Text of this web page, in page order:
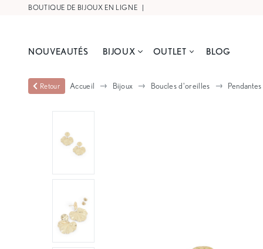
BOUTIQUE DE BIJOUX EN LIGNE |
NOUVEAUTÉS BIJOUX OUTLET BLOG
Retour Accueil Bijoux Boucles d'oreilles Pendantes